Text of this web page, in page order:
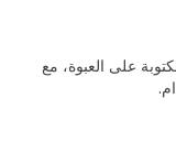
على العبوة، مع